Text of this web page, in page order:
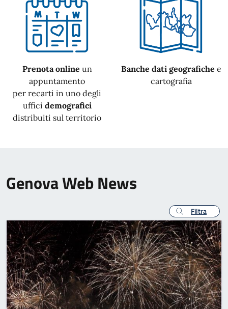
Prenota online un
appuntamento
per recarti in uno degli
uffici demografici
distribuiti sul territorio
Banche dati geografiche e
cartografia
Genova Web News
Filtra